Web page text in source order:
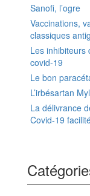
Sanofi, l’ogre
Vaccinations,
classiques
Les inhibiteurs
covid-19
Le bon
L’irbésartan
La délivrance
Covid-19